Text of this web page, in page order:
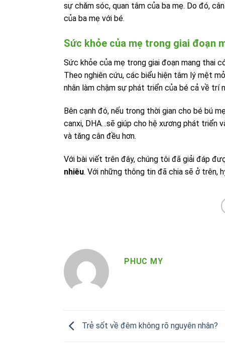
sự chăm sóc, quan tâm của ba mẹ. Do đó,
của ba mẹ với bé.
Sức khỏe của mẹ trong giai đoạn
Sức khỏe của mẹ trong giai đoạn mang thai
Theo nghiên cứu, các biểu hiện tâm lý mệt
nhân làm chậm sự phát triển của bé cả về trí
Bên cạnh đó, nếu trong thời gian cho bé bú
canxi, DHA…sẽ giúp cho hệ xương phát triển
và tăng cân đều hơn.
Với bài viết trên đây, chúng tôi đã giải đáp
nhiêu. Với những thông tin đã chia sẽ ở trên,
PHUC MY
Trẻ sốt về đêm không rõ nguyên nhân?